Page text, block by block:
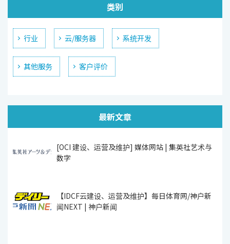
类别
行业 云/服务器 系统开发
其他服务 客户评价
最新文章
[OCI 建设、运营及维护] 媒体网站 | 集英社艺术与
数字
【IDCF云建设、运营及维护】每日体育网/神户新
闻NEXT | 神户新闻